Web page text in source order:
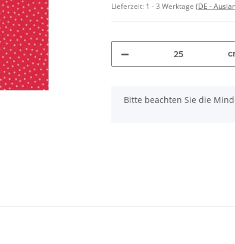
Lieferzeit: 1 - 3 Werktage (DE -
x
Bitte beachten Sie die